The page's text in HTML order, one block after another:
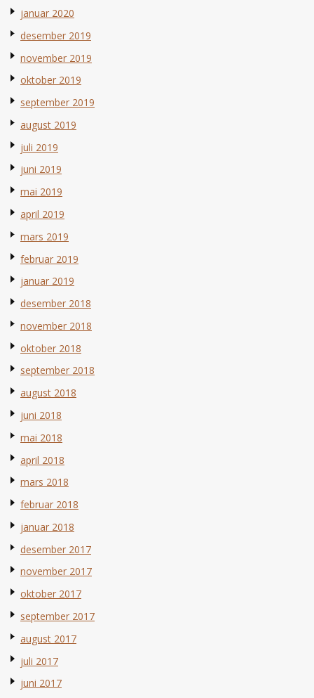
januar 2020
desember 2019
november 2019
oktober 2019
september 2019
august 2019
juli 2019
juni 2019
mai 2019
april 2019
mars 2019
februar 2019
januar 2019
desember 2018
november 2018
oktober 2018
september 2018
august 2018
juni 2018
mai 2018
april 2018
mars 2018
februar 2018
januar 2018
desember 2017
november 2017
oktober 2017
september 2017
august 2017
juli 2017
juni 2017